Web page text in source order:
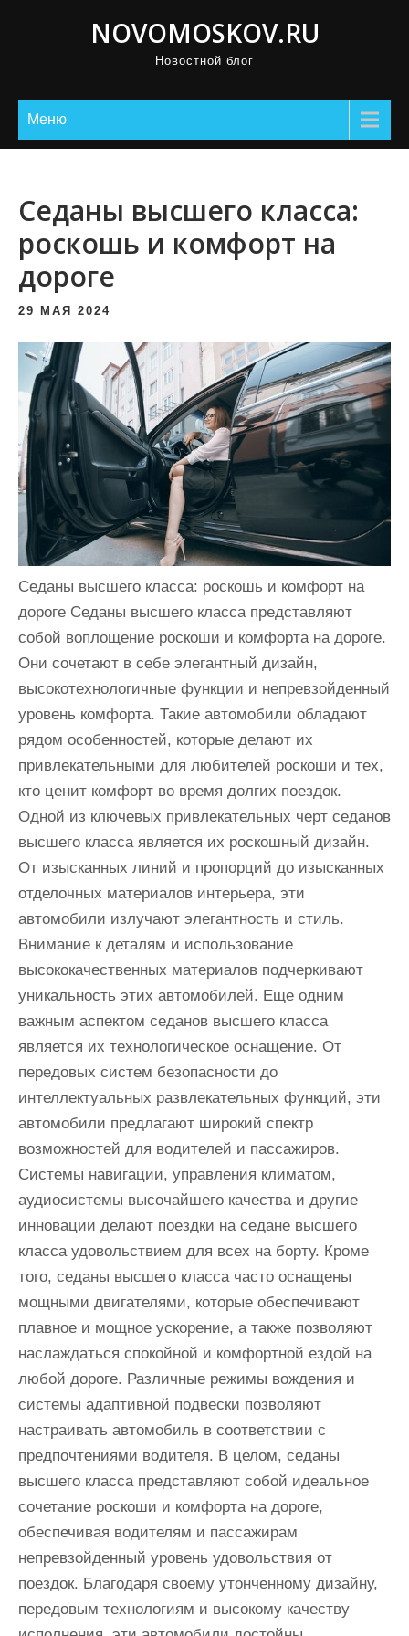
NOVOMOSKOV.RU
Новостной блог
Меню
Седаны высшего класса:
роскошь и комфорт на
дороге
29 МАЯ 2024
Седаны высшего класса: роскошь и комфорт на
дороге Седаны высшего класса представляют
собой воплощение роскоши и комфорта на дороге.
Они сочетают в себе элегантный дизайн,
высокотехнологичные функции и непревзойденный
уровень комфорта. Такие автомобили обладают
рядом особенностей, которые делают их
привлекательными для любителей роскоши и тех,
кто ценит комфорт во время долгих поездок.
Одной из ключевых привлекательных черт седанов
высшего класса является их роскошный дизайн.
От изысканных линий и пропорций до изысканных
отделочных материалов интерьера, эти
автомобили излучают элегантность и стиль.
Внимание к деталям и использование
высококачественных материалов подчеркивают
уникальность этих автомобилей. Еще одним
важным аспектом седанов высшего класса
является их технологическое оснащение. От
передовых систем безопасности до
интеллектуальных развлекательных функций, эти
автомобили предлагают широкий спектр
возможностей для водителей и пассажиров.
Системы навигации, управления климатом,
аудиосистемы высочайшего качества и другие
инновации делают поездки на седане высшего
класса удовольствием для всех на борту. Кроме
того, седаны высшего класса часто оснащены
мощными двигателями, которые обеспечивают
плавное и мощное ускорение, а также позволяют
наслаждаться спокойной и комфортной ездой на
любой дороге. Различные режимы вождения и
системы адаптивной подвески позволяют
настраивать автомобиль в соответствии с
предпочтениями водителя. В целом, седаны
высшего класса представляют собой идеальное
сочетание роскоши и комфорта на дороге,
обеспечивая водителям и пассажирам
непревзойденный уровень удовольствия от
поездок. Благодаря своему утонченному дизайну,
передовым технологиям и высокому качеству